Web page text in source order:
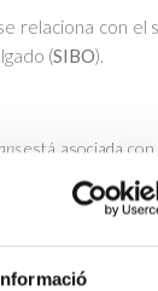
relaciona con el
(SIBO).
está asociada con
.